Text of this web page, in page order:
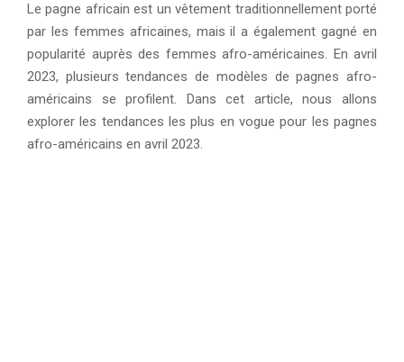
Le pagne africain est un vêtement traditionnellement porté
par les femmes africaines, mais il a également gagné en
popularité auprès des femmes afro-américaines. En avril
2023, plusieurs tendances de modèles de pagnes afro-
américains se profilent. Dans cet article, nous allons
explorer les tendances les plus en vogue pour les pagnes
afro-américains en avril 2023.